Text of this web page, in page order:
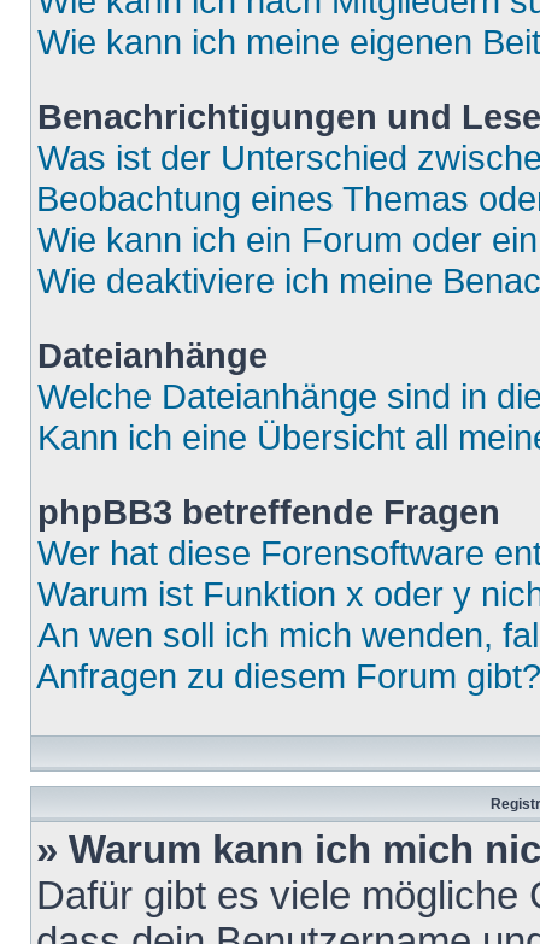
Wie kann ich meine eigenen
Benachrichtigungen und
Was ist der Unterschied
Beobachtung eines Themas
Wie kann ich ein Forum oder
Wie deaktiviere ich meine
Dateianhänge
Welche Dateianhänge sind in
Kann ich eine Übersicht all
phpBB3 betreffende Fragen
Wer hat diese Forensoftware
Warum ist Funktion x oder y
An wen soll ich mich wenden,
Anfragen zu diesem Forum gibt?
» Warum kann ich mich
Dafür gibt es viele